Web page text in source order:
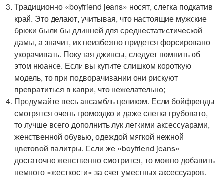
Традиционно «boyfriend jeans» носят, слегка подкатив
край. Это делают, учитывая, что настоящие мужские
брюки были бы длинней для среднестатистической
дамы, а значит, их неизбежно придется форсировано
укорачивать. Покупая джинсы, следует помнить об
этом нюансе. Если вы купите слишком короткую
модель, то при подворачивании они рискуют
превратиться в капри, что нежелательно;
Продумайте весь ансамбль целиком. Если бойфренды
смотрятся очень громоздко и даже слегка грубовато,
то лучше всего дополнить лук легкими аксессуарами,
женственной обувью, одеждой мягкой нежной
цветовой палитры. Если же «boyfriend jeans»
достаточно женственно смотрится, то можно добавить
немного «жесткости» за счет уместных аксессуаров.